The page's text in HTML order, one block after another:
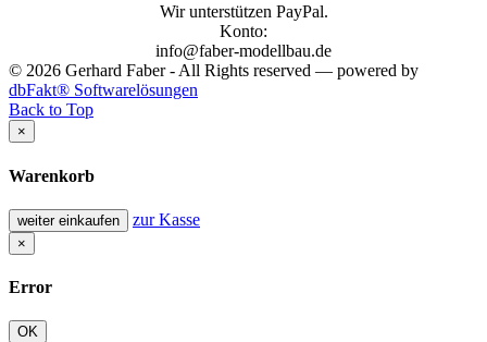
Wir unterstützen PayPal.
Konto:
info@faber-modellbau.de
© 2026 Gerhard Faber - All Rights reserved — powered by
dbFakt® Softwarelösungen
Back to Top
×
Warenkorb
weiter einkaufen zur Kasse
×
Error
OK